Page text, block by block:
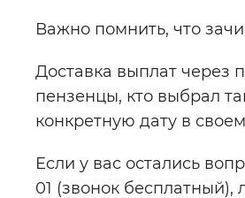
Важно помнить, что
Доставка выплат через
пензенцы, кто выбрал
конкретную дату в
Если у вас остались
01 (звонок